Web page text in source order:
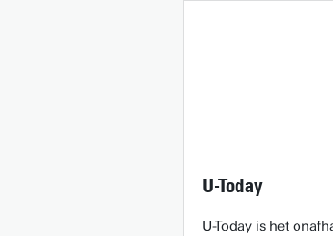
U-Today
U-Today is het